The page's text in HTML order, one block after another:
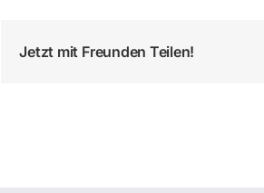
Jetzt mit Freunden Teilen!